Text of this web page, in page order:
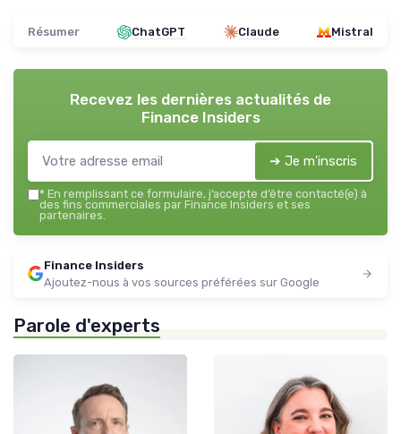
Résumer ChatGPT Claude Mistral
Recevez les dernières actualités de
Finance Insiders
➔ Je m'inscris
* En remplissant ce formulaire, j’accepte d’être contacté(e) à
des fins commerciales par Finance Insiders et ses
partenaires.
Finance Insiders
Ajoutez-nous à vos sources préférées sur Google
Parole d'experts